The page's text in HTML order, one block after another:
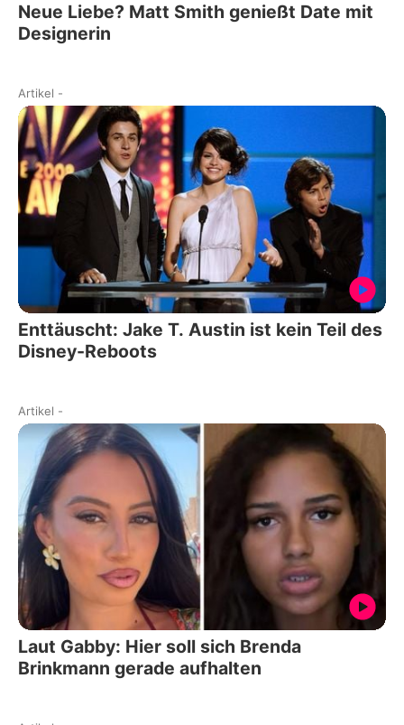
Neue Liebe? Matt Smith genießt Date mit
Designerin
Artikel -
Enttäuscht: Jake T. Austin ist kein Teil des
Disney-Reboots
Artikel -
Laut Gabby: Hier soll sich Brenda
Brinkmann gerade aufhalten